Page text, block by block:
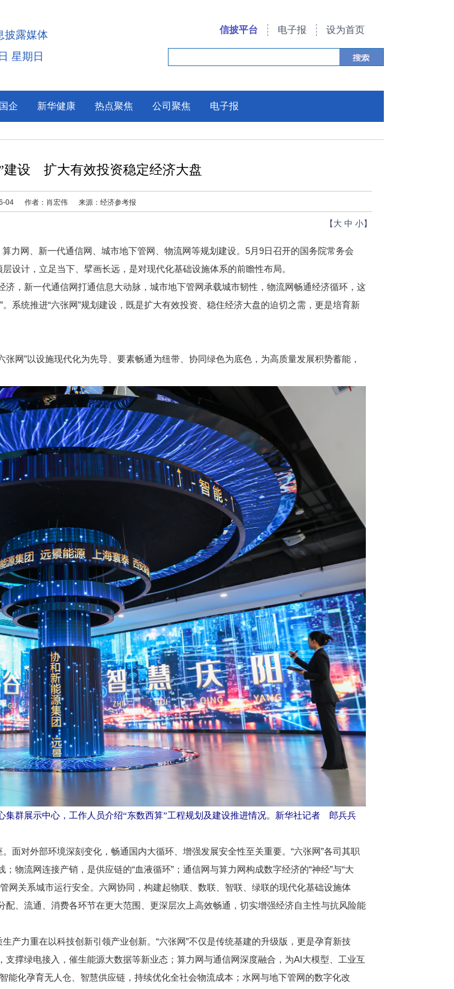
披露媒体
星期日
信披平台 电子报 设为首页
企 新华健康 热点聚焦 公司聚焦 电子报
建设 扩大有效投资稳定经济大盘
04 作者：肖宏伟 来源：经济参考报
【 大 中 小】
网、新一代通信网、城市地下管网、物流网等规划建设。5月9日召开的国务院常务会
设计，立足当下、擘画长远，是对现代化基础设施体系的前瞻性布局。
新一代通信网打通信息大动脉，城市地下管网承载城市韧性，物流网畅通经济循环，这
系统推进“六张网”规划建设，既是扩大有效投资、稳住经济大盘的迫切之需，更是培育新
网”以设施现代化为先导、要素畅通为纽带、协同绿色为底色，为高质量发展积势蓄能，
群展示中心，工作人员介绍“东数西算”工程规划及建设推进情况。新华社记者 郎兵兵
对外部环境深刻变化，畅通国内大循环、增强发展安全性至关重要。“六张网”各司其职
物流网连接产销，是供应链的“血液循环”；通信网与算力网构成数字经济的“神经”与“大
网关系城市运行安全。六网协同，构建起物联、数联、智联、绿联的现代化基础设施体
、流通、消费各环节在更大范围、更深层次上高效畅通，切实增强经济自主性与抗风险能
力重在以科技创新引领产业创新。“六张网”不仅是传统基建的升级版，更是孕育新技
撑绿电接入，催生能源大数据等新业态；算力网与通信网深度融合，为AI大模型、工业互
能化孕育无人仓、智慧供应链，持续优化全社会物流成本；水网与地下管网的数字化改